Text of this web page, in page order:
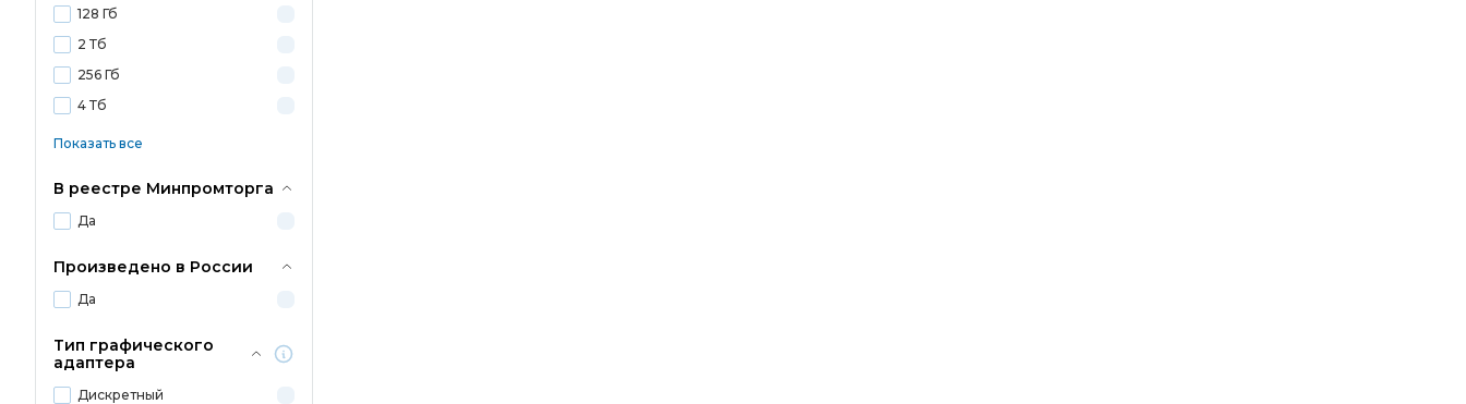
128 Гб
2 Тб
256 Гб
4 Тб
Показать все
В реестре Минпромторга
Да
Произведено в России
Да
Тип графического
адаптера
Дискретный